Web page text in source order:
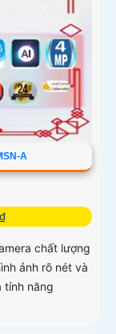
A
chất lượng
ảnh rõ nét và
tính năng